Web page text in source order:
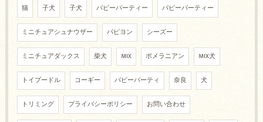
猫 子犬 子犬 パピーパーティー パピーパーティー
ミニチュアシュナウザー パピヨン シーズー
ミニチュアダックス 柴犬 MIX ポメラニアン MIX犬
トイプードル コーギー パピーパーティ 奈良 犬
トリミング プライバシーポリシー お問い合わせ